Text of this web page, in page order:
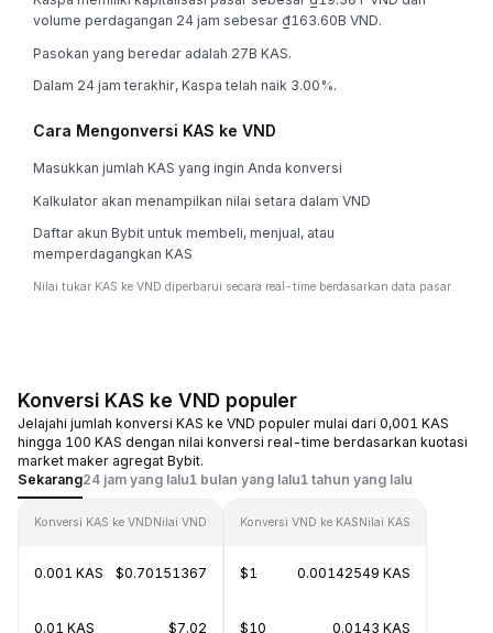
volume perdagangan 24 jam sebesar ₫163.60B VND.
Pasokan yang beredar adalah 27B KAS.
Dalam 24 jam terakhir, Kaspa telah naik 3.00%.
Cara Mengonversi KAS ke VND
Masukkan jumlah KAS yang ingin Anda konversi
Kalkulator akan menampilkan nilai setara dalam VND
Daftar akun Bybit untuk membeli, menjual, atau
memperdagangkan KAS
Nilai tukar KAS ke VND diperbarui secara real-time berdasarkan data pasar.
Konversi KAS ke VND populer
Jelajahi jumlah konversi KAS ke VND populer mulai dari 0,001 KAS
hingga 100 KAS dengan nilai konversi real-time berdasarkan kuotasi
market maker agregat Bybit.
Sekarang24 jam yang lalu1 bulan yang lalu1 tahun yang lalu
Konversi KAS ke VNDNilai VND
0.001 KAS $0.70151367
0.01 KAS $7.02
Konversi VND ke KASNilai KAS
$1 0.00142549 KAS
$10 0.0143 KAS